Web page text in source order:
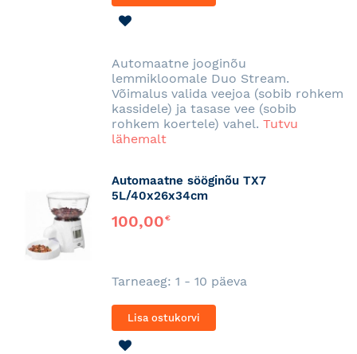
Automaatne jooginõu
lemmikloomale Duo Stream.
Võimalus valida veejoa (sobib rohkem
kassidele) ja tasase vee (sobib
rohkem koertele) vahel. Tutvu
lähemalt
Automaatne sööginõu TX7
5L/40x26x34cm
100,00€
Tarneaeg: 1 - 10 päeva
Lisa ostukorvi